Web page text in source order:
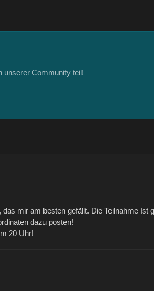
unserer Community teil!
mir am besten gefällt. Die Teilnahme ìst
dazu posten!
20 Uhr!